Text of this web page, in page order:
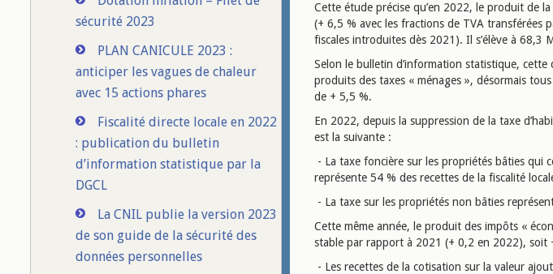
sécurité 2023
PLAN CANICULE 2023 :
anticiper les vagues de chaleur
avec 15 actions phares
Fiscalité directe locale en 2022
: publication du bulletin
d’information statistique par la
DGCL
La CNIL publie la version 2023
de son guide de la sécurité des
données personnelles
Cette étude précise qu’en 2022, le produit de
(+ 6,5 % avec les fractions de TVA transférées
fiscales introduites dès 2021). Il s’élève à 68,3
Selon le bulletin d’information statistique, cette
produits des taxes « ménages », désormais
de + 5,5 %.
En 2022, depuis la suppression de la taxe
est la suivante :
- La taxe foncière sur les propriétés bâties qui
représente 54 % des recettes de la fiscalité
- La taxe sur les propriétés non bâties
Cette même année, le produit des impôts «
stable par rapport à 2021 (+ 0,2 en 2022), soit
- Les recettes de la cotisation sur la valeur